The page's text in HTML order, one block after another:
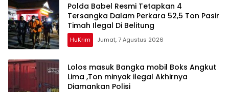
Polda Babel Resmi Tetapkan 4
Tersangka Dalam Perkara 52,5 Ton Pasir
Timah Ilegal Di Belitung
HuKrim Jumat, 7 Agustus 2026
Lolos masuk Bangka mobil Boks Angkut
Lima ,Ton minyak ilegal Akhirnya
Diamankan Polisi